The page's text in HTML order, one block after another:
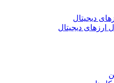
دیجیتال
ارزهای دیجیتال